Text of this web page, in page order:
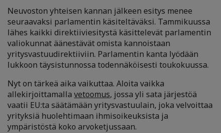
Neuvoston yhteisen kannan jälkeen esitys menee
seuraavaksi parlamentin käsiteltäväksi. Tammikuussa
lähes kaikki direktiiviesitystä käsittelevät parlamentin
valiokunnat äänestävät omista kannoistaan
yritysvastuudirektiiviin. Parlamentin kanta lyödään
lukkoon täysistunnossa todennäköisesti toukokuussa.
Nyt on tärkeä aika vaikuttaa. Aloita vaikka
allekirjoittamalla vetoomus, jossa yli sata järjestöä
vaatii EU:ta säätämään yritysvastuulain, joka velvoittaa
yrityksiä huolehtimaan ihmisoikeuksista ja
ympäristöstä koko arvoketjussaan.